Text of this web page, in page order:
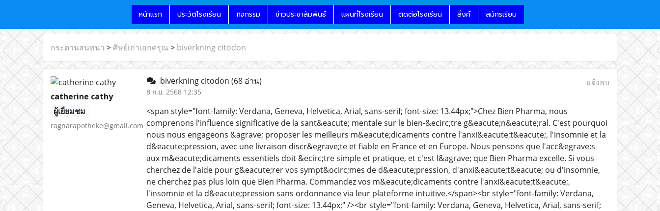
หน้าแรก ประวัติโรงเรียน กิจกรรม ข่าวประชาสัมพันธ์ แผนที่โรงเรียน ติดต่อโรงเรียน ลิ้งค์ สมัครเรียน
กระดานสนทนา > ศิษย์เก่าเอกดรุณ > biverkning citodon
catherine cathy
ผู้เยี่ยมชม
ragnarapotheke@gmail.com
biverkning citodon (68 อ่าน)
8 ก.ย. 2568 12:35
แจ้งลบ
<span style="font-family: Verdana, Geneva, Helvetica, Arial, sans-serif; font-size: 13.44px;">Chez Bien Pharma, nous
comprenons l'influence significative de la sant&eacute; mentale sur le bien-&ecirc;tre g&eacute;n&eacute;ral. C'est pourquoi
nous nous engageons &agrave; proposer les meilleurs m&eacute;dicaments contre l'anxi&eacute;t&eacute;, l'insomnie et la
d&eacute;pression, avec une livraison discr&egrave;te et fiable en France et en Europe. Nous pensons que l'acc&egrave;s
aux m&eacute;dicaments essentiels doit &ecirc;tre simple et pratique, et c'est l&agrave; que Bien Pharma excelle. Si vous
cherchez de l'aide pour g&eacute;rer vos sympt&ocirc;mes de d&eacute;pression, d'anxi&eacute;t&eacute; ou d'insomnie,
ne cherchez pas plus loin que Bien Pharma. Commandez vos m&eacute;dicaments contre l'anxi&eacute;t&eacute;,
l'insomnie et la d&eacute;pression sans ordonnance via leur plateforme intuitive.</span><br style="font-family: Verdana,
Geneva, Helvetica, Arial, sans-serif; font-size: 13.44px;" /><br style="font-family: Verdana, Geneva, Helvetica, Arial, sans-serif;